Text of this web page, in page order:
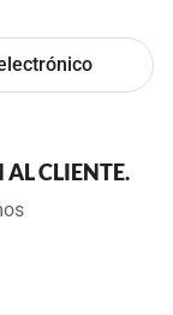
CLIENTE.